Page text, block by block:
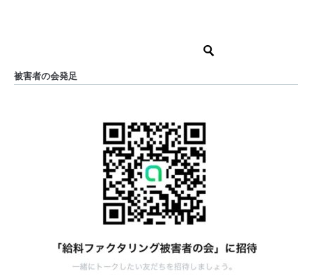
被害者の会発足